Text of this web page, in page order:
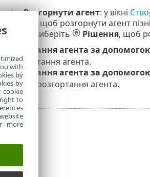
Розгорнути агент: у вікні
, щоб розгорнути агент
і виберіть
Рішення, щоб
Розгортання агента за
розгортання агента.
Розгортання агента за
для розгортання агента.
with
by
by
cookie
to
more